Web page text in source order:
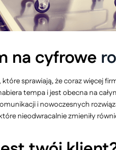
na cyfrowe
sprawiają, że coraz więcej
tempa i jest obecna na
i nowoczesnych
nieodwracalnie zmieniły